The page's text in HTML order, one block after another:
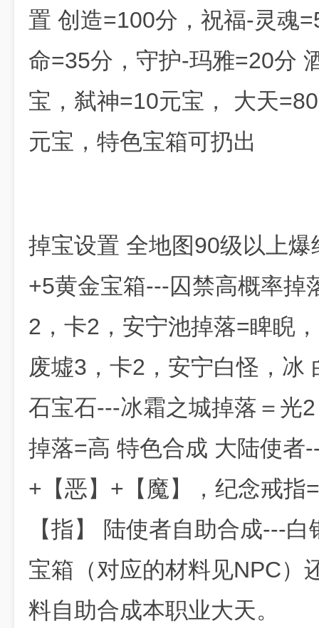
置 创造=100分，祝福-灵魂
命=35分，守护-玛雅=20分
宝，弑神=10元宝， 大天
元宝，特色宝箱可扔出
掉宝设置 全地图90级以上
+5黄金宝箱---囚禁高概率掉
2，卡2，安宁池掉落=睥睨
废墟3，卡2，安宁白怪，冰
石宝石---冰霜之城掉落＝光
掉落=高 特色合成 大陆使者
+【恶】+【魔】，纪念戒指
【指】 陆使者自助合成---
宝箱（对应的材料见NPC）
料自助合成本职业大天。